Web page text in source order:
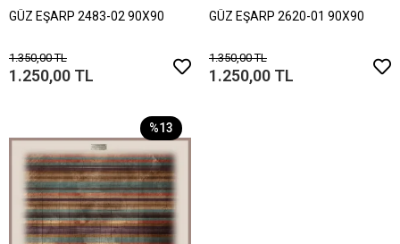
GÜZ EŞARP 2483-02 90X90
1.350,00 TL
1.250,00 TL
GÜZ EŞARP 2620-01 90X90
1.350,00 TL
1.250,00 TL
%13